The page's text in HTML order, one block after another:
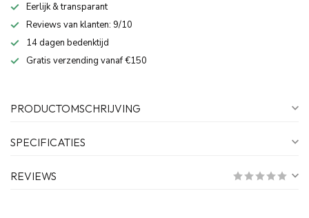
Eerlijk & transparant
Reviews van klanten: 9/10
14 dagen bedenktijd
Gratis verzending vanaf €150
PRODUCTOMSCHRIJVING
SPECIFICATIES
REVIEWS